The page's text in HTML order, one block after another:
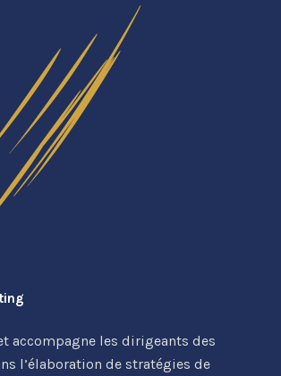
accompagne les dirigeants des
l’élaboration de stratégies de